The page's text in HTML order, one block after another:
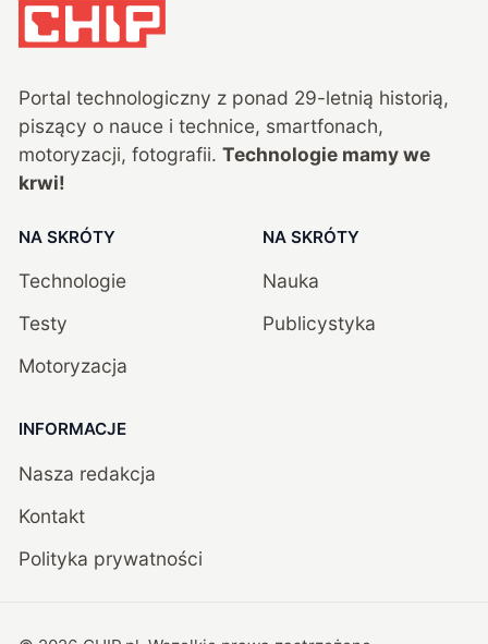
Portal technologiczny z ponad 29-letnią historią,
piszący o nauce i technice, smartfonach,
motoryzacji, fotografii. Technologie mamy we
krwi!
NA SKRÓTY
Technologie
Testy
Motoryzacja
NA SKRÓTY
Nauka
Publicystyka
INFORMACJE
Nasza redakcja
Kontakt
Polityka prywatności